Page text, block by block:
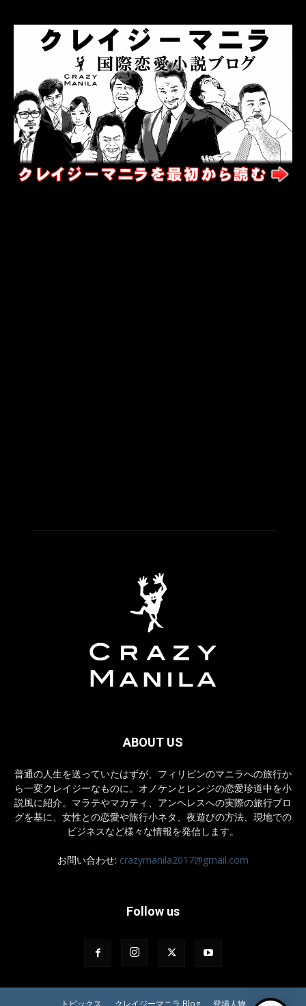
ABOUT US
普通の人生を送っていたはずが、フィリピンのマニラへの旅行か
ら一変クレイジーなものに。オノケンとレンジの恋愛珍道中を小
説風に紹介。マラテやマカティ、アンヘレスへの実際の旅行ブロ
グを基に、女性との恋愛や旅行小ネタ、夜遊びの方法、現地での
ビジネスなど様々な情報を発信します。
お問い合わせ: crazymanila2017@gmail.com
Follow us